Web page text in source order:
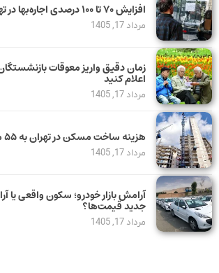
افزایش ۷۰ تا ۱۰۰ درصدی اجاره‌بها در تهران
مرداد 17, 1405
اعلام کنید
مرداد 17, 1405
هزینه ساخت مسکن در تهران به ۵۵ میلیون تومان رسید
مرداد 17, 1405
آرامش بازار خودرو؛ سکون واقعی
جدید قیمت‌ها؟
مرداد 17, 1405